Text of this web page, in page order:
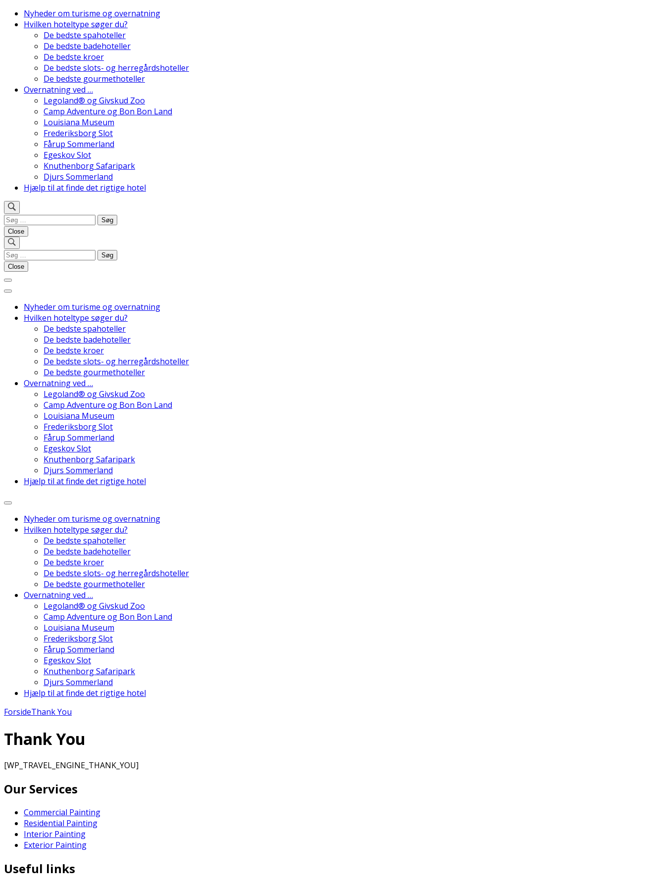
Skip
Danmarks Bedste Hoteller
Nyheder om turisme og overnatning
Hvilken hoteltype søger du?
De bedste spahoteller
De bedste badehoteller
De bedste kroer
De bedste slots- og herregårdshoteller
De bedste gourmethoteller
Overnatning ved …
Legoland® og Givskud Zoo
Camp Adventure og Bon Bon Land
Louisiana Museum
Frederiksborg Slot
Fårup Sommerland
Egeskov Slot
Knuthenborg Safaripark
Djurs Sommerland
Hjælp til at finde det rigtige hotel
Søg
efter:
Close
Danmarks Bedste Hoteller
Søg
efter:
Close
Nyheder om turisme og overnatning
Hvilken hoteltype søger du?
De bedste spahoteller
De bedste badehoteller
De bedste kroer
De bedste slots- og herregårdshoteller
De bedste gourmethoteller
Overnatning ved …
Legoland® og Givskud Zoo
Camp Adventure og Bon Bon Land
Louisiana Museum
Frederiksborg Slot
Fårup Sommerland
Egeskov Slot
Knuthenborg Safaripark
Djurs Sommerland
Hjælp til at finde det rigtige hotel
Danmarks Bedste Hoteller
Nyheder om turisme og overnatning
Hvilken hoteltype søger du?
De bedste spahoteller
De bedste badehoteller
De bedste kroer
De bedste slots- og herregårdshoteller
De bedste gourmethoteller
Overnatning ved …
Legoland® og Givskud Zoo
Camp Adventure og Bon Bon Land
Louisiana Museum
Frederiksborg Slot
Fårup Sommerland
Egeskov Slot
Knuthenborg Safaripark
Djurs Sommerland
Hjælp til at finde det rigtige hotel
ForsideThank You
Thank You
[WP_TRAVEL_ENGINE_THANK_YOU]
Our Services
Commercial Painting
Residential Painting
Interior Painting
Exterior Painting
Useful links